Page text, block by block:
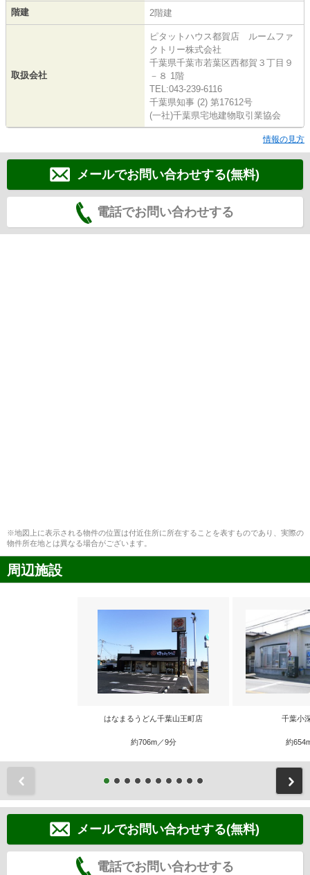
階建 2階建
取扱会社
ピタットハウス都賀店 ルームファ
クトリー株式会社
千葉県千葉市若葉区西都賀３丁目９
－８ 1階
TEL:043-239-6116
千葉県知事 (2) 第17612号
(一社)千葉県宅地建物取引業協会
情報の見方
メールでお問い合わせする(無料)
電話でお問い合わせする
※地図上に表示される物件の位置は付近住所に所在することを表すものであり、実際の
物件所在地とは異なる場合がございます。
周辺施設
はなまるうどん千葉山王町店
約706m／9分
千葉小
約
メールでお問い合わせする(無料)
電話でお問い合わせする